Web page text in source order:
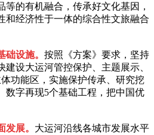
的有机融合，传承好文化基因，
和经济性于一体的综合性文旅融合
设施。 按照《方案》要求，坚持
设大运河管控保护、主题展示、
功能区，实施保护传承、研究挖
数字再现5个基础工程，把中国优
展。 大运河沿线各城市发展水平